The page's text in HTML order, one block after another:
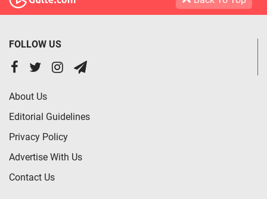
FOLLOW US
About Us
Editorial Guidelines
Privacy Policy
Advertise With Us
Contact Us